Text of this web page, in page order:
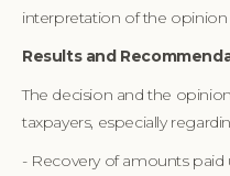
interpretation of the
Results and
The decision and the
taxpayers, especially
- Recovery of amounts